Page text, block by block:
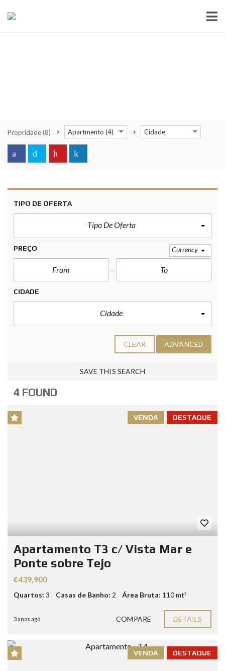
Propridade(8) Apartmento (4) Cidade
TIPO DE OFERTA
Tipo De Oferta
PREÇO Currency
CIDADE
Cidade
CLEAR ADVANCED
SAVE THIS SEARCH
4 FOUND
DESTAQUE
VENDA
Apartamento T3 c/ Vista Mar e
Ponte sobre Tejo
€439,900
Quartos: 3 Casas de Banho: 2 Área Bruta: 110 mt²
3 anos ago COMPARE DETAILS
DESTAQUE
VENDA